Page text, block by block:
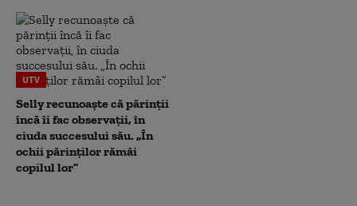
UTV
Selly recunoaște că părinții
încă îi fac observații, în
ciuda succesului său. „În
ochii părinților rămâi
copilul lor”